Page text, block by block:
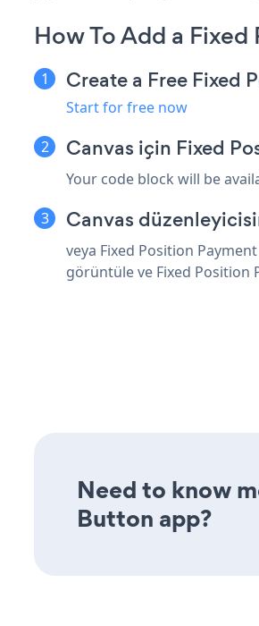
How To Add a
Create a Free Fixed
Start for free now
Canvas için Fixed
Your code block will be
Canvas
veya Fixed Position
görüntüle ve Fixed Position
Need to know
Button app?